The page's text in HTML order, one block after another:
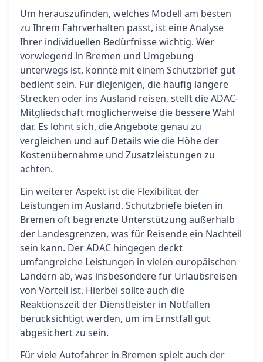
Um herauszufinden, welches Modell am besten
zu Ihrem Fahrverhalten passt, ist eine Analyse
Ihrer individuellen Bedürfnisse wichtig. Wer
vorwiegend in Bremen und Umgebung
unterwegs ist, könnte mit einem Schutzbrief gut
bedient sein. Für diejenigen, die häufig längere
Strecken oder ins Ausland reisen, stellt die ADAC-
Mitgliedschaft möglicherweise die bessere Wahl
dar. Es lohnt sich, die Angebote genau zu
vergleichen und auf Details wie die Höhe der
Kostenübernahme und Zusatzleistungen zu
achten.
Ein weiterer Aspekt ist die Flexibilität der
Leistungen im Ausland. Schutzbriefe bieten in
Bremen oft begrenzte Unterstützung außerhalb
der Landesgrenzen, was für Reisende ein Nachteil
sein kann. Der ADAC hingegen deckt
umfangreiche Leistungen in vielen europäischen
Ländern ab, was insbesondere für Urlaubsreisen
von Vorteil ist. Hierbei sollte auch die
Reaktionszeit der Dienstleister in Notfällen
berücksichtigt werden, um im Ernstfall gut
abgesichert zu sein.
Für viele Autofahrer in Bremen spielt auch der